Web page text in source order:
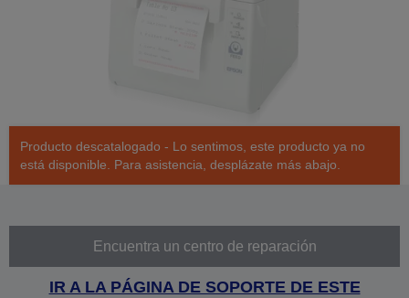
Producto descatalogado - Lo sentimos, este producto ya no
está disponible. Para asistencia, desplázate más abajo.
Encuentra un centro de reparación
IR A LA PÁGINA DE SOPORTE DE ESTE